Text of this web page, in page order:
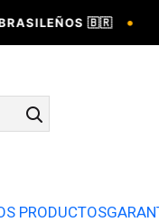
🇧🇷 • 🚚
PRODUCTOS